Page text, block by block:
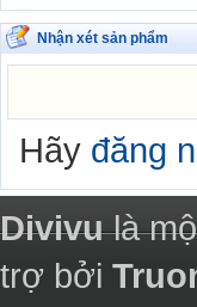
Nhận xét sản phẩm
Hãy đăng
Divivulà
trợ bởi